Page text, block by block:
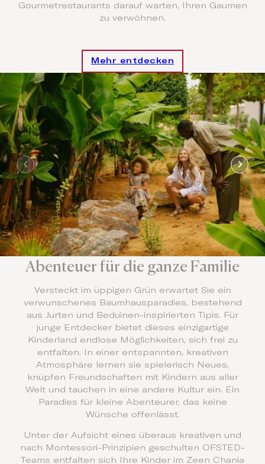
Gourmetrestaurants darauf warten, Ihren Gaumen
zu verwöhnen.
Mehr entdecken
Abenteuer für die ganze Familie
Versteckt im üppigen Grün erwartet Sie ein
verwunschenes Baumhausparadies, bestehend
aus Jurten und Beduinen-inspirierten Tipis. Für
junge Entdecker bietet dieses einzigartige
Kinderland endlose Möglichkeiten, sich frei zu
entfalten. In einer entspannten, kreativen
Atmosphäre lernen sie spielerisch Neues,
knüpfen Freundschaften mit Kindern aus aller
Welt und tauchen in eine andere Kultur ein. Ein
Paradies für kleine Abenteurer, das keine
Wünsche offenlässt.
Unter der Aufsicht eines überaus kreativen und
nach Montessori-Prinzipien geschulten OFSTED-
Teams entfalten sich Ihre Kinder im Zeen Chania